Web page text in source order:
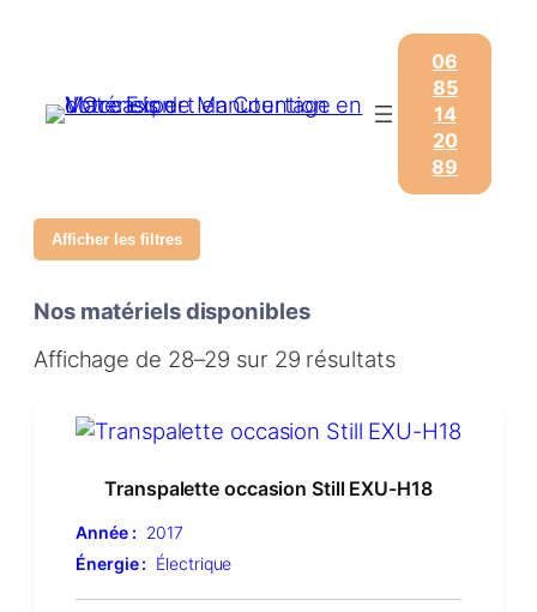
06
85
14
20
89
Afficher les filtres
Nos matériels disponibles
Affichage de 28–29 sur 29 résultats
Transpalette occasion Still EXU-H18
Année : 2017
Énergie : Électrique